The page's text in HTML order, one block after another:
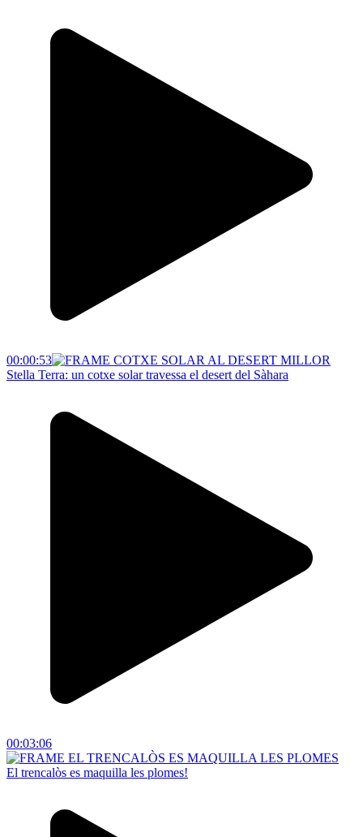
00:00:53
Stella Terra: un cotxe solar travessa el desert del Sàhara
00:03:06
El trencalòs es maquilla les plomes!